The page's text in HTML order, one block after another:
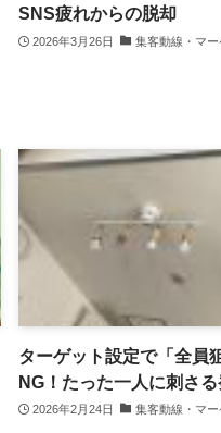
SNS疲れからの脱却
2026年3月26日 集客動線・マ
ターゲット設定で「全員
NG！たった一人に刺さ
2026年2月24日 集客動線・マ